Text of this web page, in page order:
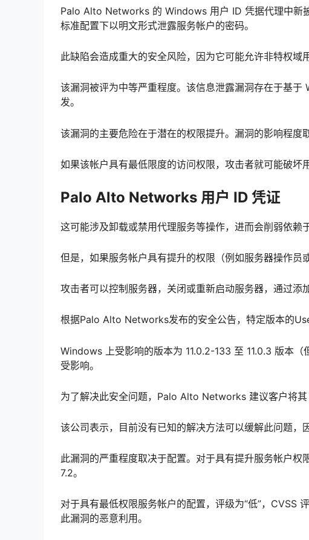
Palo Alto Networks 的 Windows 用户 ID 凭据代理中新
标准配置下以明文形式泄露服务帐户的密码。
此缺陷会造成重大的安全风险，因为它可能允许非特权域
该漏洞被评为中等严重程度。该信息泄露漏洞存在于基于
发。
该漏洞的主要危险在于潜在的权限提升。漏洞的影响程度
如果该帐户具有最低限度的访问权限，攻击者就可能破坏
Palo Alto Networks 用户 ID 凭证
这可能涉及卸载或禁用代理服务等操作，进而会削弱依赖
但是，如果服务帐户具有提升的权限（例如服务器操作员
攻击者可以控制服务器，关闭或重新启动服务器，通过添
根据Palo Alto Networks发布的安全公告，特定版本的
Windows 上受影响的版本为 11.0.2-133 至 11.0.3 版本
受影响。
为了解决此安全问题，Palo Alto Networks 建议客户将
该公司表示，目前没有已知的解决方法可以缓解此问题，
此漏洞的严重程度取决于配置。对于具有提升服务帐户权
7.2。
对于具有最低权限服务帐户的配置，评级为“低”，
此漏洞的恶意利用。